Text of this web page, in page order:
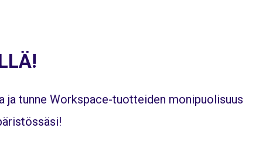
ja tunne Workspace-tuotteiden monipuolisuus